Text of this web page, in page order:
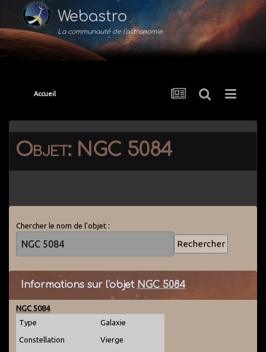
Webastro
La communauté de l'astronomie
Accueil
Objet: NGC 5084
Chercher le nom de l'objet :
Informations sur l'objet NGC 5084
NGC 5084
Type
Galaxie
Constellation Vierge